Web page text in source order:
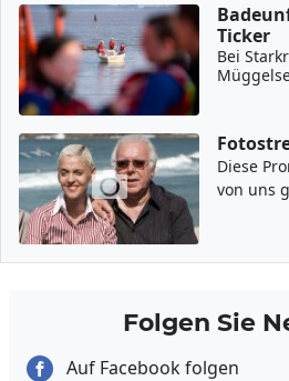
Ticker
Bei
Diese
von uns
Folgen Sie
Auf Facebook folgen